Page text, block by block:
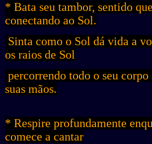
* Bata seu tambor, sentido
conectando ao Sol.
Sinta como o Sol dá vida a
os raios de Sol
percorrendo todo o seu corpo
suas mãos.
* Respire profundamente
comece a cantar